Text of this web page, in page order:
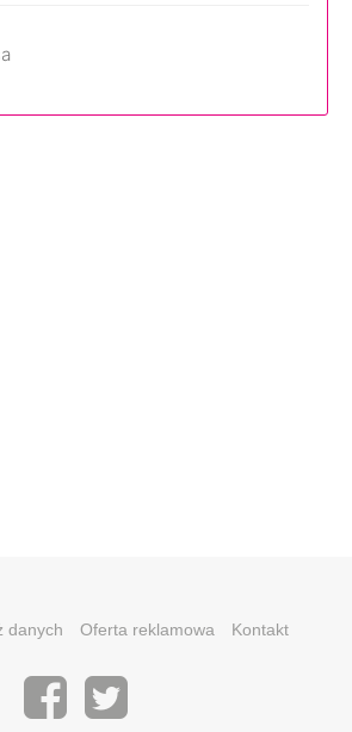
danych Oferta reklamowa Kontakt